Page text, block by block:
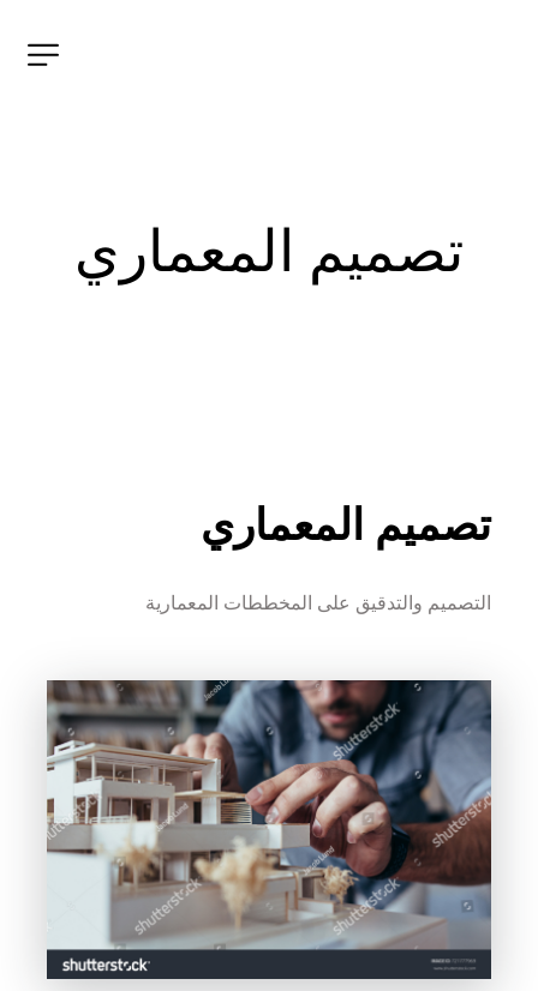
تصمیم المعماري
تصمیم المعماري
التصميم والتدقيق على المخططات المعمارية